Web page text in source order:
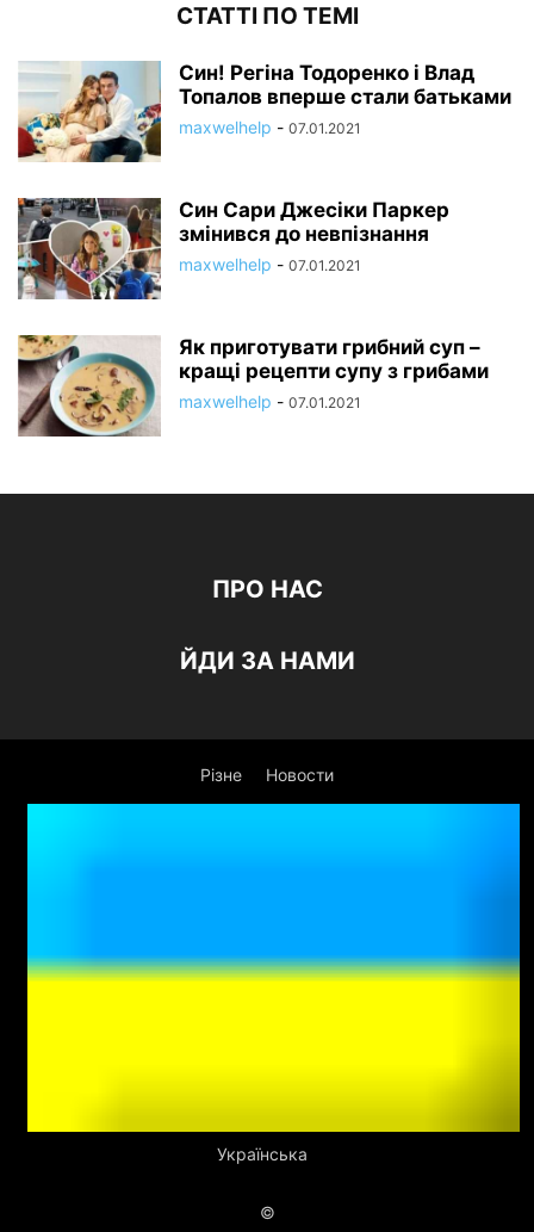
СТАТТІ ПО ТЕМІ
Син! Регіна Тодоренко і Влад
Топалов вперше стали батьками
maxwelhelp - 07.01.2021
Син Сари Джесіки Паркер
змінився до невпізнання
maxwelhelp - 07.01.2021
Як приготувати грибний суп –
кращі рецепти супу з грибами
maxwelhelp - 07.01.2021
ПРО НАС
ЙДИ ЗА НАМИ
Різне Новости
Українська
©